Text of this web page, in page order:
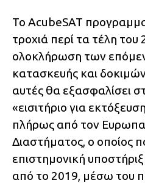
Το AcubeSAT
τροχιά περί τα τέλη
ολοκλήρωση των
κατασκευής και
αυτές θα εξασφαλίσει
«εισιτήριο για
πλήρως από τον
Διαστήματος, ο οποίος
επιστημονική
από το 2019, μέσω του